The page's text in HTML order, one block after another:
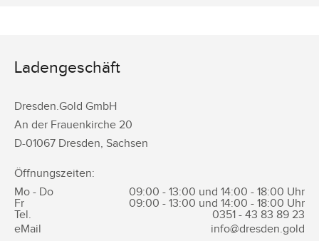
Ladengeschäft
Dresden.Gold GmbH
An der Frauenkirche 20
D-01067 Dresden, Sachsen
Öffnungszeiten:
Mo - Do
09:00 - 13:00 und 14:00 - 18:00 Uhr
Fr
09:00 - 13:00 und 14:00 - 18:00 Uhr
Tel.
0351 - 43 83 89 23
eMail
info@dresden.gold